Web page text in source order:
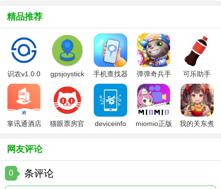
2. 投球阶段：根据球道油区分布调整站位，通过手势操作完
3. 结算阶段：显示本轮得分、剩余球瓶数量及总积分，解锁
成就或奖励（如连续全中触发“火球特效”）。
【保龄球游戏3D优势】
1. 真实物理模拟：基于现实保龄球运动数据，还原球体滚动
摩擦、碰撞反弹及空气阻力效果。
手得分制定投球策略（如直球、弧线球或飞碟球）。
及好友房间联机，增强游戏趣味性。
精品推荐
识农v1.0.0
gpsjoystick
手机查找器
app
弹弹奇兵手
游免费版
可乐助手
5.26版本
掌讯通酒店
猫眼票房官
deviceinfo
miomio正版
我的关东煮
网友评论
0 条评论